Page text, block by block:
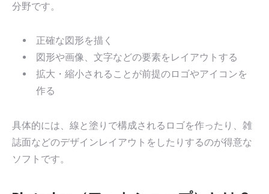
分野です。
正確な図形を描く
図形や画像、文字などの要素をレイアウトする
拡大・縮小されることが前提のロゴやアイコンを
作る
具体的には、線と塗りで構成されるロゴを作ったり、雑
誌面などのデザインレイアウトをしたりするのが得意な
ソフトです。